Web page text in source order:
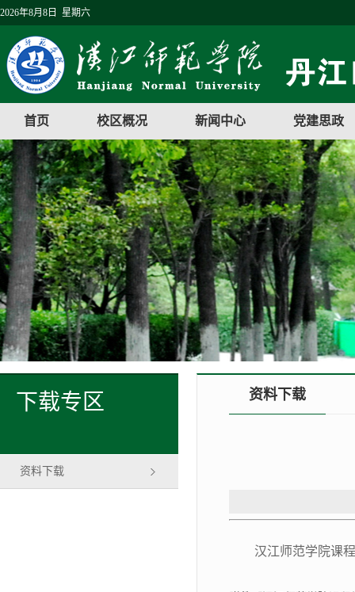
2026年8月8日 星期六
首页 校区概况 新闻中心 党建思政
下载专区
资料下载
资料下载
汉江师范学院课